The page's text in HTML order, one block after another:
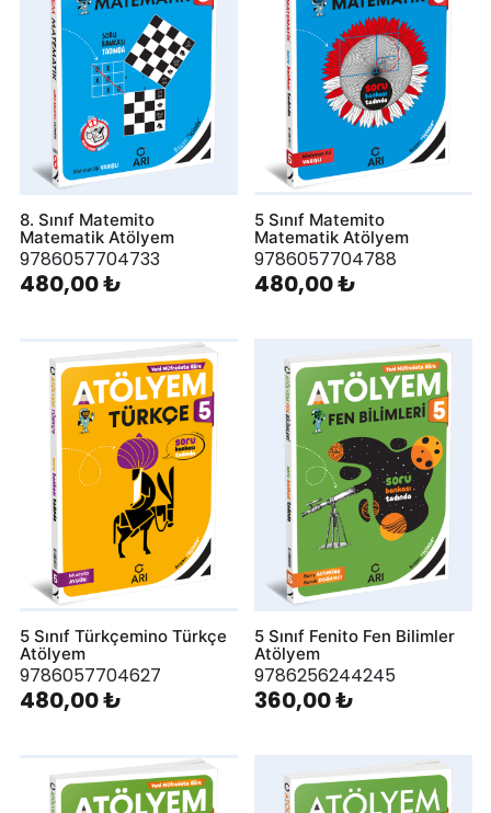
8. Sınıf Matemito
Matematik Atölyem
9786057704733
480,00 ₺
5 Sınıf Matemito
Matematik Atölyem
9786057704788
480,00 ₺
5 Sınıf Türkçemino Türkçe
Atölyem
9786057704627
480,00 ₺
5 Sınıf Fenito Fen Bilimler
Atölyem
9786256244245
360,00 ₺